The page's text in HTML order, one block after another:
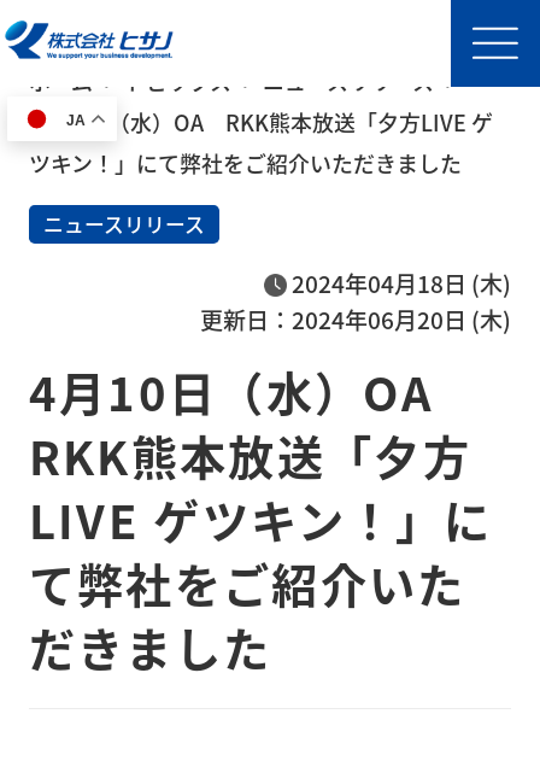
JA
HOME
事
半導
体製
造装
送
（大
型精
密機
器）
ホーム トピックス
ニュースリリース
4月10日（水）OA RKK熊本放送「夕方LIVE ゲ
ツキン！」にて弊社をご紹介いただきました
ニュースリリース
2024年04月18日 (木)
更新日：2024年06月20日 (木)
4月10日（水）OA
RKK熊本放送「夕方
LIVE ゲツキン！」に
て弊社をご紹介いた
だきました